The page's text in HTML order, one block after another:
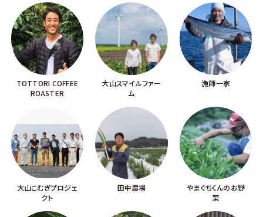
TOTTORI COFFEE
ROASTER
大山スマイルファー
ム
漁師一家
大山こむぎプロジェ
クト
田中農場
やまぐちくんのお野
菜